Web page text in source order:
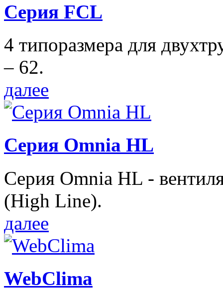
Серия FCL
4 типоразмера для
– 62.
далее
Серия Omnia HL
Серия Omnia HL -
(High Line).
далее
WebClima